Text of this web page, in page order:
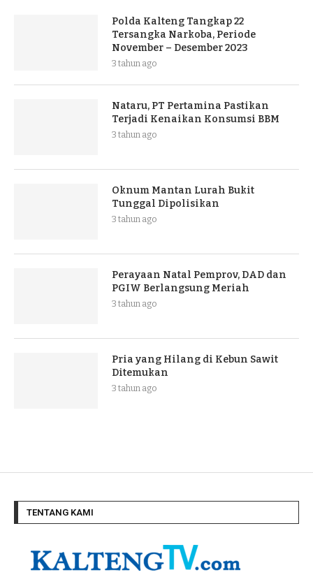
Polda Kalteng Tangkap 22
Tersangka Narkoba, Periode
November – Desember 2023
3 tahun ago
Nataru, PT Pertamina Pastikan
Terjadi Kenaikan Konsumsi BBM
3 tahun ago
Oknum Mantan Lurah Bukit
Tunggal Dipolisikan
3 tahun ago
Perayaan Natal Pemprov, DAD dan
PGIW Berlangsung Meriah
3 tahun ago
Pria yang Hilang di Kebun Sawit
Ditemukan
3 tahun ago
TENTANG KAMI